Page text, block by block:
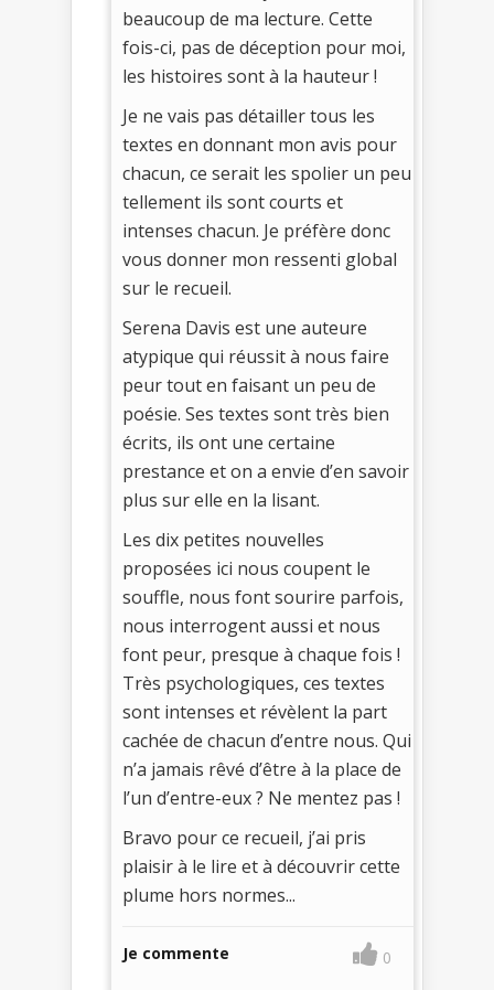
beaucoup de ma lecture. Cette
fois-ci, pas de déception pour moi,
les histoires sont à la hauteur !
Je ne vais pas détailler tous les
textes en donnant mon avis pour
chacun, ce serait les spolier un peu
tellement ils sont courts et
intenses chacun. Je préfère donc
vous donner mon ressenti global
sur le recueil.
Serena Davis est une auteure
atypique qui réussit à nous faire
peur tout en faisant un peu de
poésie. Ses textes sont très bien
écrits, ils ont une certaine
prestance et on a envie d’en savoir
plus sur elle en la lisant.
Les dix petites nouvelles
proposées ici nous coupent le
souffle, nous font sourire parfois,
nous interrogent aussi et nous
font peur, presque à chaque fois !
Très psychologiques, ces textes
sont intenses et révèlent la part
cachée de chacun d’entre nous. Qui
n’a jamais rêvé d’être à la place de
l’un d’entre-eux ? Ne mentez pas !
Bravo pour ce recueil, j’ai pris
plaisir à le lire et à découvrir cette
plume hors normes...
Je commente 0